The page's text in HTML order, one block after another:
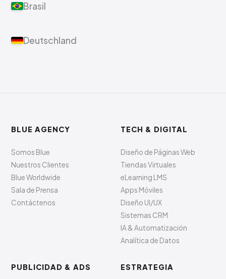
Brasil
Deutschland
BLUE AGENCY
Somos Blue
Nuestros Clientes
Blue Worldwide
Sala de Prensa
Contáctenos
TECH & DIGITAL
Diseño de Páginas Web
Tiendas Virtuales
eLearning LMS
Apps Móviles
Diseño UI/UX
Sistemas CRM
IA & Automatización
Analítica de Datos
PUBLICIDAD & ADS ESTRATEGIA